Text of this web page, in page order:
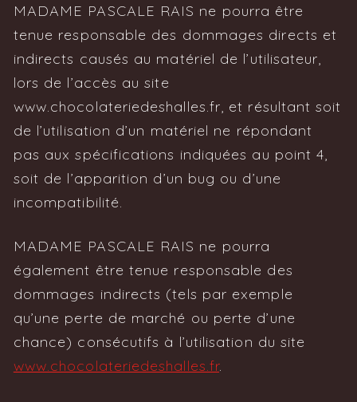
MADAME PASCALE RAIS ne pourra être
tenue responsable des dommages directs et
indirects causés au matériel de l’utilisateur,
lors de l’accès au site
www.chocolateriedeshalles.fr, et résultant soit
de l’utilisation d’un matériel ne répondant
pas aux spécifications indiquées au point 4,
soit de l’apparition d’un bug ou d’une
incompatibilité.
MADAME PASCALE RAIS ne pourra
également être tenue responsable des
dommages indirects (tels par exemple
qu’une perte de marché ou perte d’une
chance) consécutifs à l’utilisation du site
www.chocolateriedeshalles.fr.